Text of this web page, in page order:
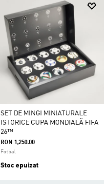
SET DE MINGI MINIATURALE
ISTORICE CUPA MONDIALĂ FIFA
26™
RON 1,250.00
Fotbal
Stoc epuizat